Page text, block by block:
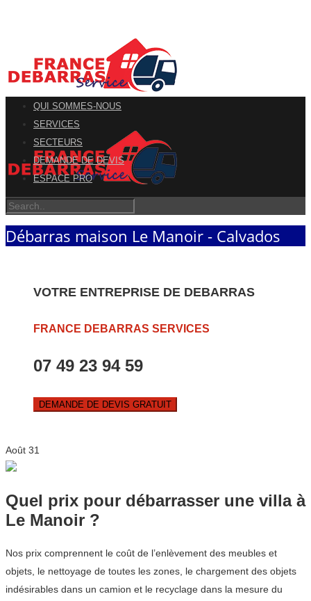
QUI SOMMES-NOUS
SERVICES
SECTEURS
DEMANDE DE DEVIS
ESPACE PRO
Débarras maison Le Manoir - Calvados
VOTRE ENTREPRISE DE DEBARRAS
FRANCE DEBARRAS SERVICES
07 49 23 94 59
DEMANDE DE DEVIS GRATUIT
Août 31
Quel prix pour débarrasser une villa à
Le Manoir ?
Nos prix comprennent le coût de l’enlèvement des meubles et
objets, le nettoyage de toutes les zones, le chargement des objets
indésirables dans un camion et le recyclage dans la mesure du